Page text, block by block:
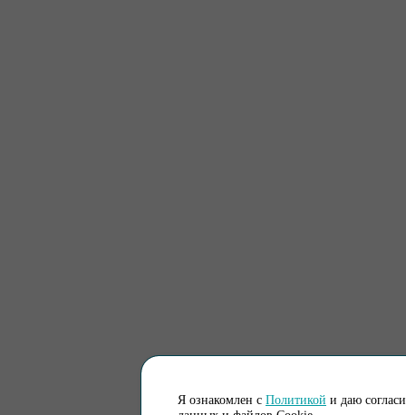
Я ознакомлен с Политикой и даю